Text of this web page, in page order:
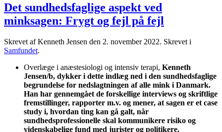
Det sundhedsfaglige aspekt ved
minksagen: Frygt og fejl på fejl
Skrevet af Kenneth Jensen den 2. november 2022. Skrevet i
Samfundet.
Overlæge i anæstesiologi og intensiv terapi, Kenneth
Jensen/b, dykker i dette indlæg ned i den sundhedsfaglige
begrundelse for nedslagtningen af alle mink i Danmark.
Han har gennemgået de forskellige interviews og skriftlige
fremstillinger, rapporter m.v. og mener, at sagen er et case
study i, hvordan ting kan gå galt, når
sundhedsprofessionelle skal kommunikere risiko og
videnskabelige fund med jurister og politikere.